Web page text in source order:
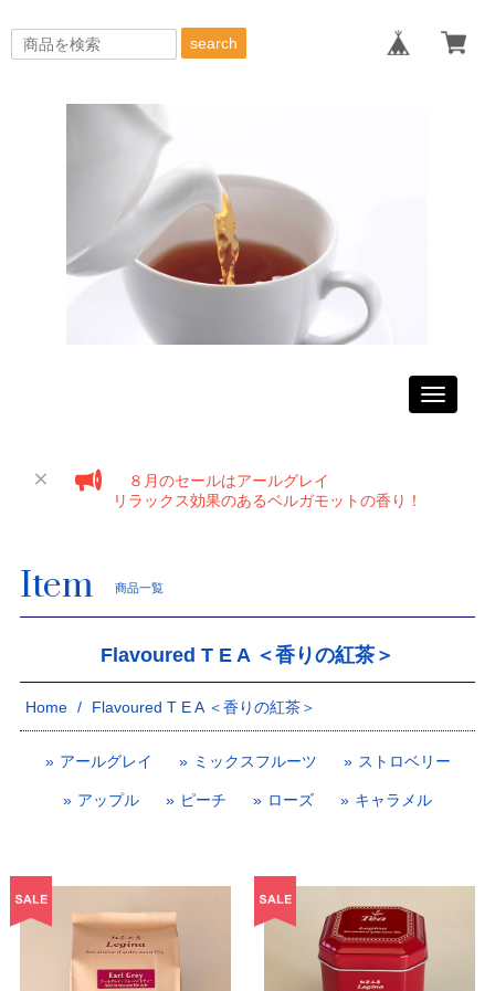
search
Toggle
８月のセールはアールグレイ
リラックス効果のあるベルガモットの香り！
Item 商品一覧
Flavoured T E A ＜香りの紅茶＞
Home Flavoured T E A ＜香りの紅茶＞
アールグレイ ミックスフルーツ ストロベリー
アップル ピーチ ローズ キャラメル